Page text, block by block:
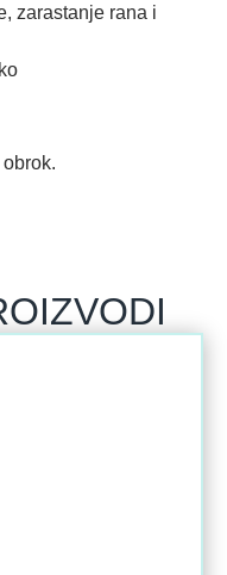
zarastanje rana i